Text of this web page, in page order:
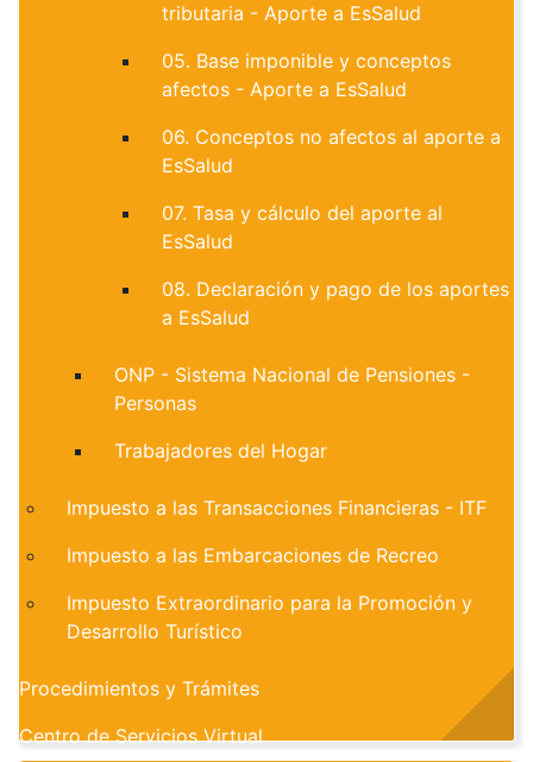
tributaria - Aporte a EsSalud
05. Base imponible y conceptos
afectos - Aporte a EsSalud
06. Conceptos no afectos al aporte a
EsSalud
07. Tasa y cálculo del aporte al
EsSalud
08. Declaración y pago de los aportes
a EsSalud
ONP - Sistema Nacional de Pensiones -
Personas
Trabajadores del Hogar
Impuesto a las Transacciones Financieras - ITF
Impuesto a las Embarcaciones de Recreo
Impuesto Extraordinario para la Promoción y
Desarrollo Turístico
Procedimientos y Trámites
Centro de Servicios Virtual